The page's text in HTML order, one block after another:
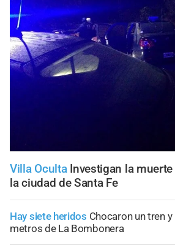
Villa Oculta Investigan la
la ciudad de Santa Fe
Hay siete heridos Chocaron un tren
metros de La Bombonera